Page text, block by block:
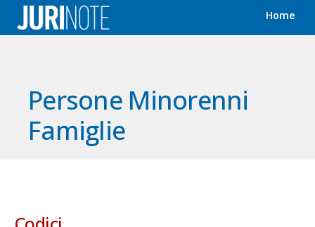
Home
Persone Minorenni
Famiglie